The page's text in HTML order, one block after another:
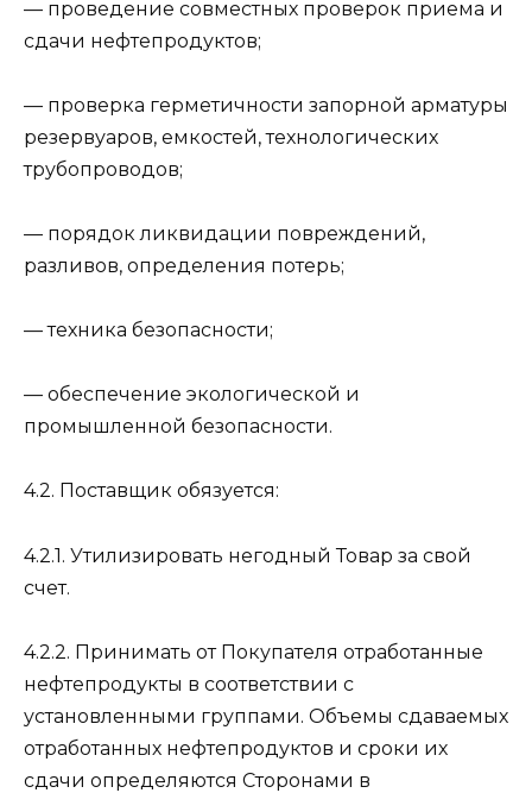
— проведение совместных проверок приема и
сдачи нефтепродуктов;
— проверка герметичности запорной арматуры
резервуаров, емкостей, технологических
трубопроводов;
— порядок ликвидации повреждений,
разливов, определения потерь;
— техника безопасности;
— обеспечение экологической и
промышленной безопасности.
4.2. Поставщик обязуется:
4.2.1. Утилизировать негодный Товар за свой
счет.
4.2.2. Принимать от Покупателя отработанные
нефтепродукты в соответствии с
установленными группами. Объемы сдаваемых
отработанных нефтепродуктов и сроки их
сдачи определяются Сторонами в